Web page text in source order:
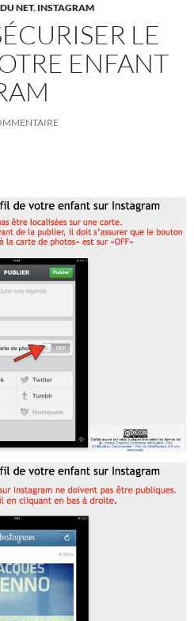
NET, INSTAGRAM
LE
ENFANT